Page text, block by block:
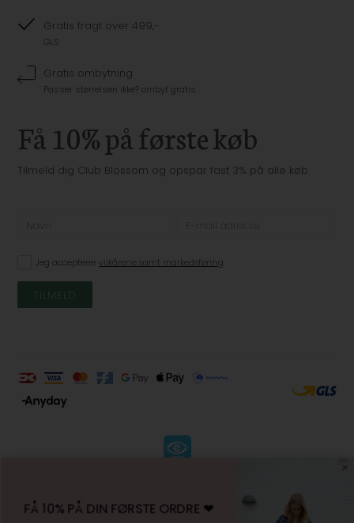
Gratis fragt over 499,-
GLS
Gratis ombytning
Passer størrelsen ikke? ombyt gratis
Få 10% på første køb
Tilmeld dig Club Blossom og opspar fast 3% på alle køb
Jeg accepterervilkårene samt markedsføring
-
FÅ 10% PÅ DIN FØRSTE ORDRE ❤︎